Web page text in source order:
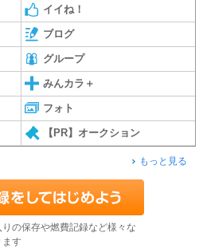
イイね！
ブログ
グループ
みんカラ＋
フォト
【PR】オークション
もっと見る
の保存や燃費記録など様々な
す